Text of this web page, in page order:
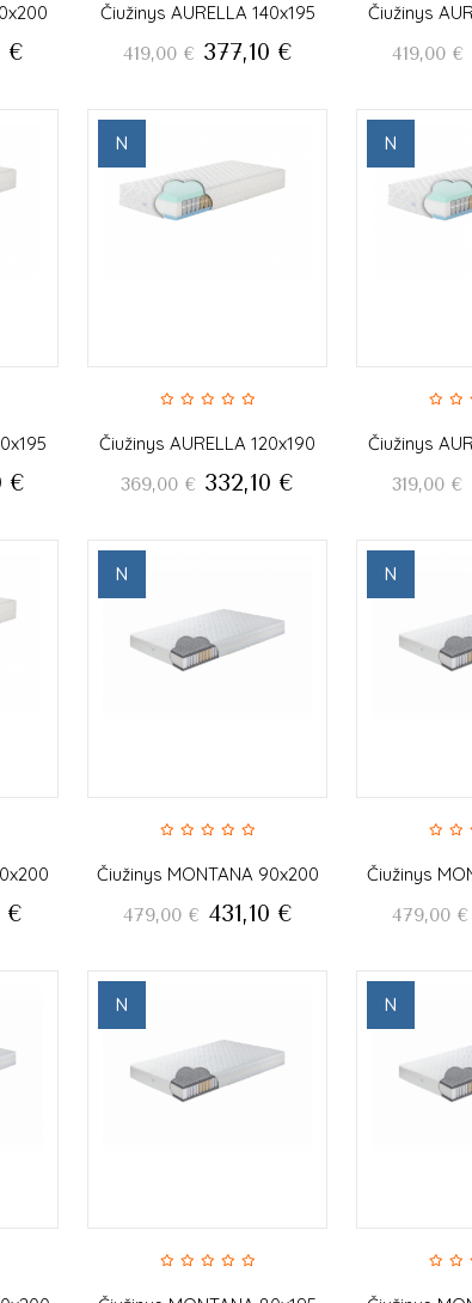
€
Čiužinys AURELLA 140x195
419,00 € 377,10 €
Čiužinys
419,00 €
€
N
Čiužinys AURELLA 120x190
369,00 € 332,10 €
N
Čiužinys
319,00 €
€
N
Čiužinys MONTANA 90x200
479,00 € 431,10 €
N
Čiužinys
479,00 €
N N